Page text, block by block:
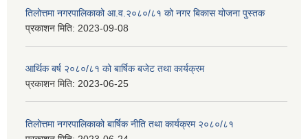
तिलोत्तमा नगरपालिकाको आ.व.२०८०/८१ को नगर बिकास योजना पुस्तक
प्रकाशन मिति: 2023-09-08
आर्थिक बर्ष २०८०/८१ को बार्षिक बजेट तथा कार्यक्रम
प्रकाशन मिति: 2023-06-25
तिलोत्तमा नगरपालिकाको बार्षिक नीति तथा कार्यक्रम २०८०/८१